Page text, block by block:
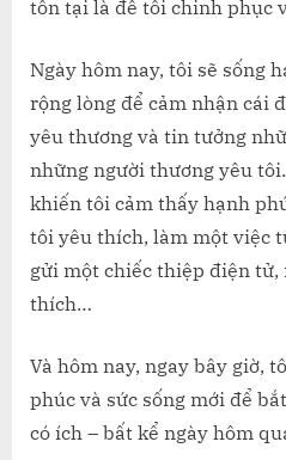
tồn tại là để tôi chinh phục
Ngày hôm nay, tôi sẽ sống
rộng lòng để cảm nhận cái
yêu thương và tin tưởng
những người thương yêu
khiến tôi cảm thấy hạnh
tôi yêu thích, làm một việc
gửi một chiếc thiệp điện tử,
thích…
Và hôm nay, ngay bây giờ,
phúc và sức sống mới để
có ích – bất kể ngày hôm